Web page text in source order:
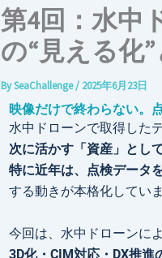
第4回：水中
の“見える化
BySeaChallenge/ 2025年6月23日
映像だけで終わらない。
水中ドローンで取得した
次に活かす「資産」とし
特に近年は、点検データ
する動きが本格化していま
今回は、水中ドローンに
3D化・CIM対応・DX推